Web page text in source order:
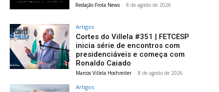
Redação Frota News - 8 de agosto de 2026
Artigos
Cortes do Villela #351 | FETCESP
inicia série de encontros com
presidenciáveis e começa com
Ronaldo Caiado
Marcos Villela Hochreiter - 8 de agosto de 2026
Artigos